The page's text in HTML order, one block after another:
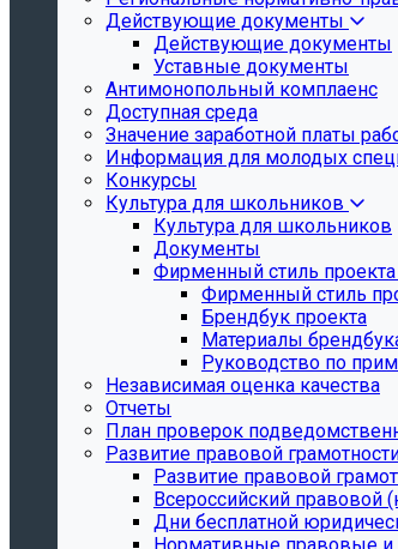
Действующие документы
Действующие документы
Уставные документы
Антимонопольный комплаенс
Доступная среда
Значение заработной платы
Информация для молодых
Конкурсы
Культура для школьников
Культура для школьников
Документы
Фирменный стиль проекта
Фирменный стиль
Брендбук проекта
Материалы
Руководство по
Независимая оценка качества
Отчеты
План проверок
Развитие правовой
Развитие правовой
Всероссийский правовой
Дни бесплатной